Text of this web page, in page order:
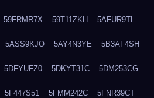
59FRMR7X 59T11ZKH 5AFUR9TL
5ASS9KJO 5AY4N3YE 5B3AF4SH
5DFYUFZ0 5DKYT31C 5DM253CG
5F447S51 5FMM242C 5FNR39CT